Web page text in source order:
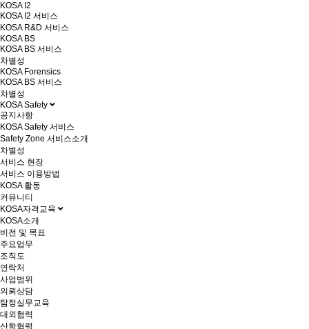
KOSA I2
KOSA I2 서비스
KOSA R&D 서비스
KOSA BS
KOSA BS 서비스
차별성
KOSA Forensics
KOSA BS 서비스
차별성
KOSA Safety
공지사항
KOSA Safety 서비스
Safety Zone 서비스소개
차별성
서비스 현장
서비스 이용방법
KOSA 활동
커뮤니티
KOSA자격교육
KOSA소개
비전 및 목표
주요업무
조직도
연락처
사업범위
의뢰상담
탐정실무교육
대외협력
산학협력